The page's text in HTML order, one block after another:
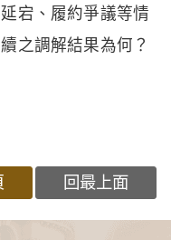
宕、履約爭議等情
之調解結果為何？
回最上面